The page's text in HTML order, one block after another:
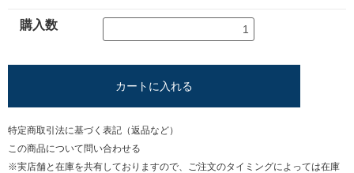
購入数
カートに入れる
特定商取引法に基づく表記（返品など）
この商品について問い合わせる
※実店舗と在庫を共有しておりますので、ご注文のタイミングによっては在庫